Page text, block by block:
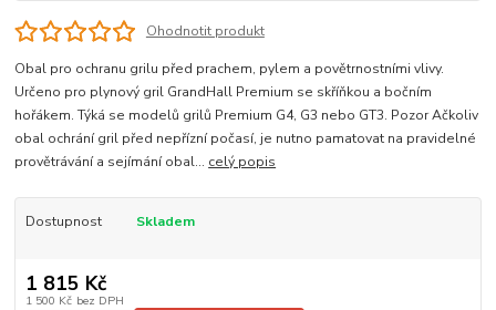
Ohodnotit produkt
Obal pro ochranu grilu před prachem, pylem a povětrnostními vlivy.
Určeno pro plynový gril GrandHall Premium se skříňkou a bočním
hořákem. Týká se modelů grilů Premium G4, G3 nebo GT3. Pozor Ačkoliv
obal ochrání gril před nepřízní počasí, je nutno pamatovat na pravidelné
provětrávání a sejímání obal... celý popis
Dostupnost Skladem
1 815 Kč
1 500 Kč bez DPH